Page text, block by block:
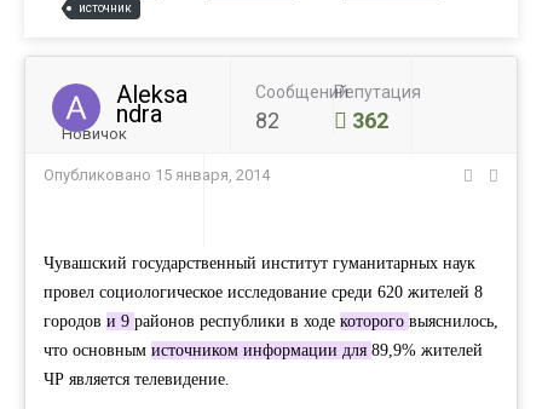
источник
Aleksa
ndra
Новичок
Сообщений
82
Репутация
362
Опубликовано 15 января, 2014
Чувашский государственный институт гуманитарных наук
провел социологическое исследование среди 620 жителей 8
городов и 9 районов республики в ходе которого выяснилось,
что основным источником информации для 89,9% жителей
ЧР является телевидение.